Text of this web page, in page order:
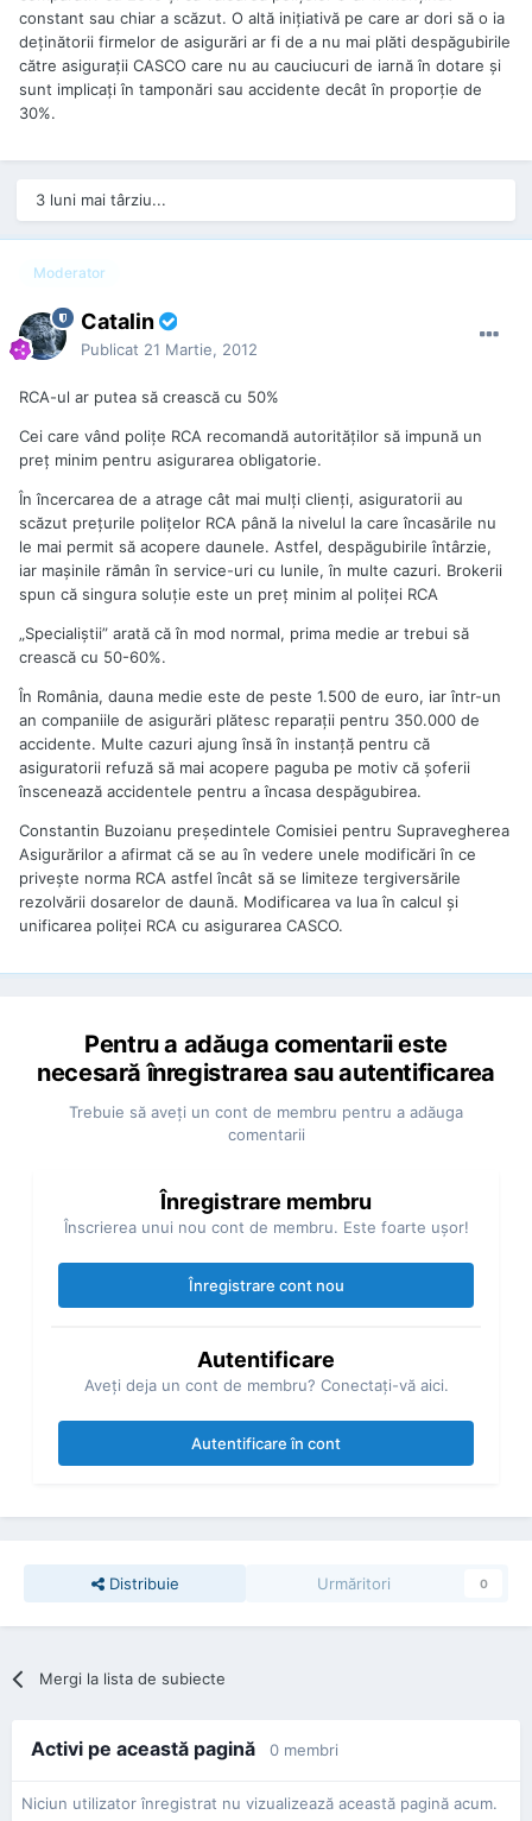
constant sau chiar a scăzut. O altă iniţiativă pe care ar dori să o ia
deţinătorii firmelor de asigurări ar fi de a nu mai plăti despăgubirile
către asiguraţii CASCO care nu au cauciucuri de iarnă în dotare şi
sunt implicaţi în tamponări sau accidente decât în proporţie de
30%.
3 luni mai târziu...
Moderator
Catalin
Publicat 21 Martie, 2012
RCA-ul ar putea să crească cu 50%
Cei care vând poliţe RCA recomandă autorităţilor să impună un
preţ minim pentru asigurarea obligatorie.
În încercarea de a atrage cât mai mulţi clienţi, asiguratorii au
scăzut preţurile poliţelor RCA până la nivelul la care încasările nu
le mai permit să acopere daunele. Astfel, despăgubirile întârzie,
iar maşinile rămân în service-uri cu lunile, în multe cazuri. Brokerii
spun că singura soluţie este un preţ minim al poliţei RCA
„Specialiștii” arată că în mod normal, prima medie ar trebui să
crească cu 50-60%.
În România, dauna medie este de peste 1.500 de euro, iar într-un
an companiile de asigurări plătesc reparaţii pentru 350.000 de
accidente. Multe cazuri ajung însă în instanţă pentru că
asiguratorii refuză să mai acopere paguba pe motiv că şoferii
înscenează accidentele pentru a încasa despăgubirea.
Constantin Buzoianu preşedintele Comisiei pentru Supravegherea
Asigurărilor a afirmat că se au în vedere unele modificări în ce
priveşte norma RCA astfel încât să se limiteze tergiversările
rezolvării dosarelor de daună. Modificarea va lua în calcul şi
unificarea poliţei RCA cu asigurarea CASCO.
Pentru a adăuga comentarii este
necesară înregistrarea sau autentificarea
Trebuie să aveţi un cont de membru pentru a adăuga
comentarii
Înregistrare membru
Înscrierea unui nou cont de membru. Este foarte uşor!
Înregistrare cont nou
Autentificare
Aveţi deja un cont de membru? Conectaţi-vă aici.
Autentificare în cont
Distribuie Urmăritori 0
Mergi la lista de subiecte
Activi pe această pagină 0 membri
Niciun utilizator înregistrat nu vizualizează această pagină acum.